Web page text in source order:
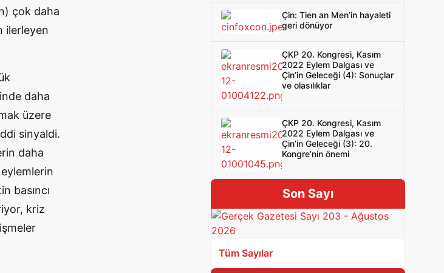
çok daha
ilerleyen
daha
üzere
sinyaldi.
daha
basıncı
kriz
Çin: Tien an Men’in hayaleti
geri dönüyor
ÇKP 20. Kongresi, Kasım
2022 Eylem Dalgası ve
Çin’in Geleceği (4): Sonuçlar
ve olasılıklar
ÇKP 20. Kongresi, Kasım
2022 Eylem Dalgası ve
Çin’in Geleceği (3): 20.
Kongre’nin önemi
Son Sayı
Tüm Sayılar